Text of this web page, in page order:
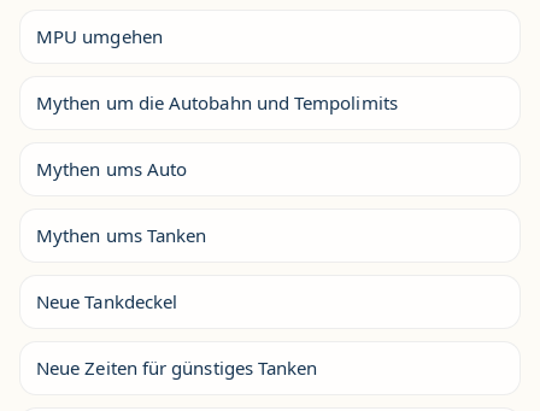
MPU umgehen
Mythen um die Autobahn und Tempolimits
Mythen ums Auto
Mythen ums Tanken
Neue Tankdeckel
Neue Zeiten für günstiges Tanken